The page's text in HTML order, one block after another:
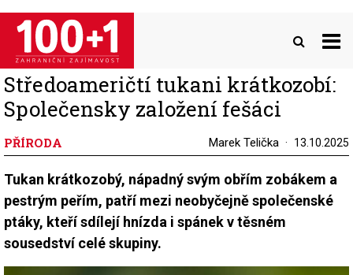
Přejít
hlavnímu
obsahu
Středoameričtí tukani krátkozobí:
Společensky založení fešáci
PŘÍRODA Marek Telička 13.10.2025
Tukan krátkozobý, nápadný svým obřím zobákem a
pestrým peřím, patří mezi neobyčejně společenské
ptáky, kteří sdílejí hnízda i spánek v těsném
sousedství celé skupiny.